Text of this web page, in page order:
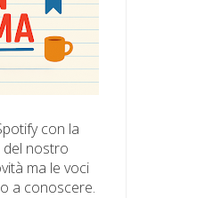
con la
nostro
ma le voci
a conoscere.